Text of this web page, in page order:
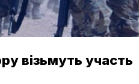
візьмуть участь